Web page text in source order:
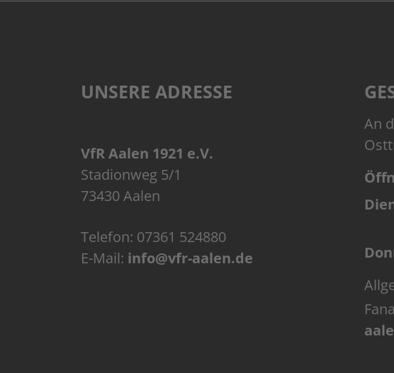
UNSERE ADRESSE
VfR Aalen 1921 e.V.
Stadionweg 5/1
73430 Aalen
Telefon: 07361 524880
E-Mail: info@vfr-aalen.de
An